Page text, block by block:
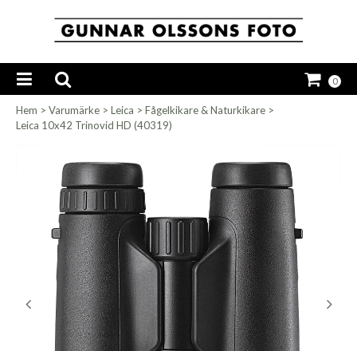
0
Hem > Varumärke > Leica > Fågelkikare & Naturkikare >
Leica 10x42 Trinovid HD (40319)